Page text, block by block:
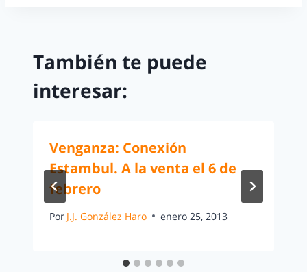
También te puede
interesar:
Venganza: Conexión
Estambul. A la venta el 6 de
febrero
Por J.J. González Haro enero 25, 2013